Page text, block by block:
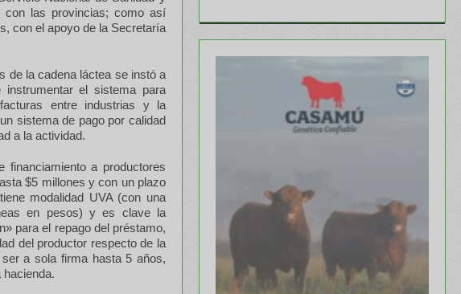
con las provincias; como así
con el apoyo de la Secretaría
de la cadena láctea se instó a
instrumentar el sistema para
entre industrias y la
sistema de pago por calidad
a la actividad.
a productores
$5 millones y con un plazo
modalidad UVA (con una
en pesos) y es clave la
para el repago del préstamo,
del productor respecto de la
a sola firma hasta 5 años,
hacienda.